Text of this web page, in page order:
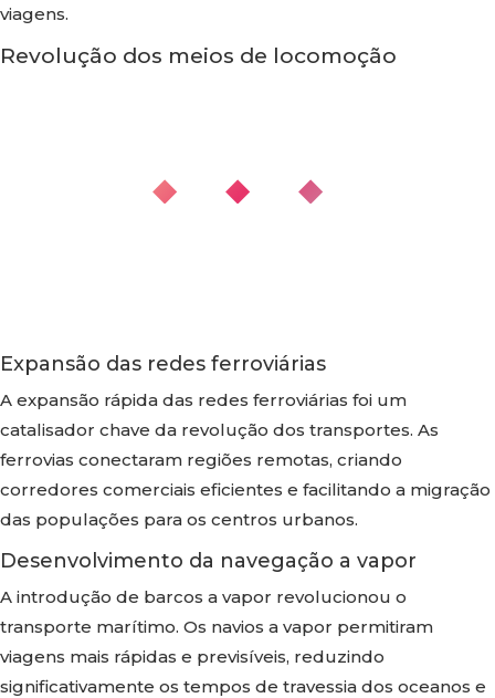
viagens.
Revolução dos meios de locomoção
◆ ◆ ◆
Expansão das redes ferroviárias
A expansão rápida das redes ferroviárias foi um
catalisador chave da revolução dos transportes. As
ferrovias conectaram regiões remotas, criando
corredores comerciais eficientes e facilitando a migração
das populações para os centros urbanos.
Desenvolvimento da navegação a vapor
A introdução de barcos a vapor revolucionou o
transporte marítimo. Os navios a vapor permitiram
viagens mais rápidas e previsíveis, reduzindo
significativamente os tempos de travessia dos oceanos e